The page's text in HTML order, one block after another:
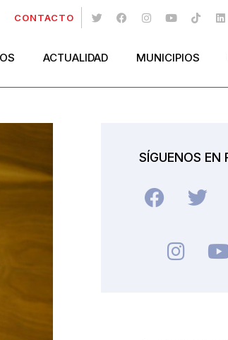
CONTACTO
ACTUALIDAD MUNICIPIOS
SÍGUENOS EN